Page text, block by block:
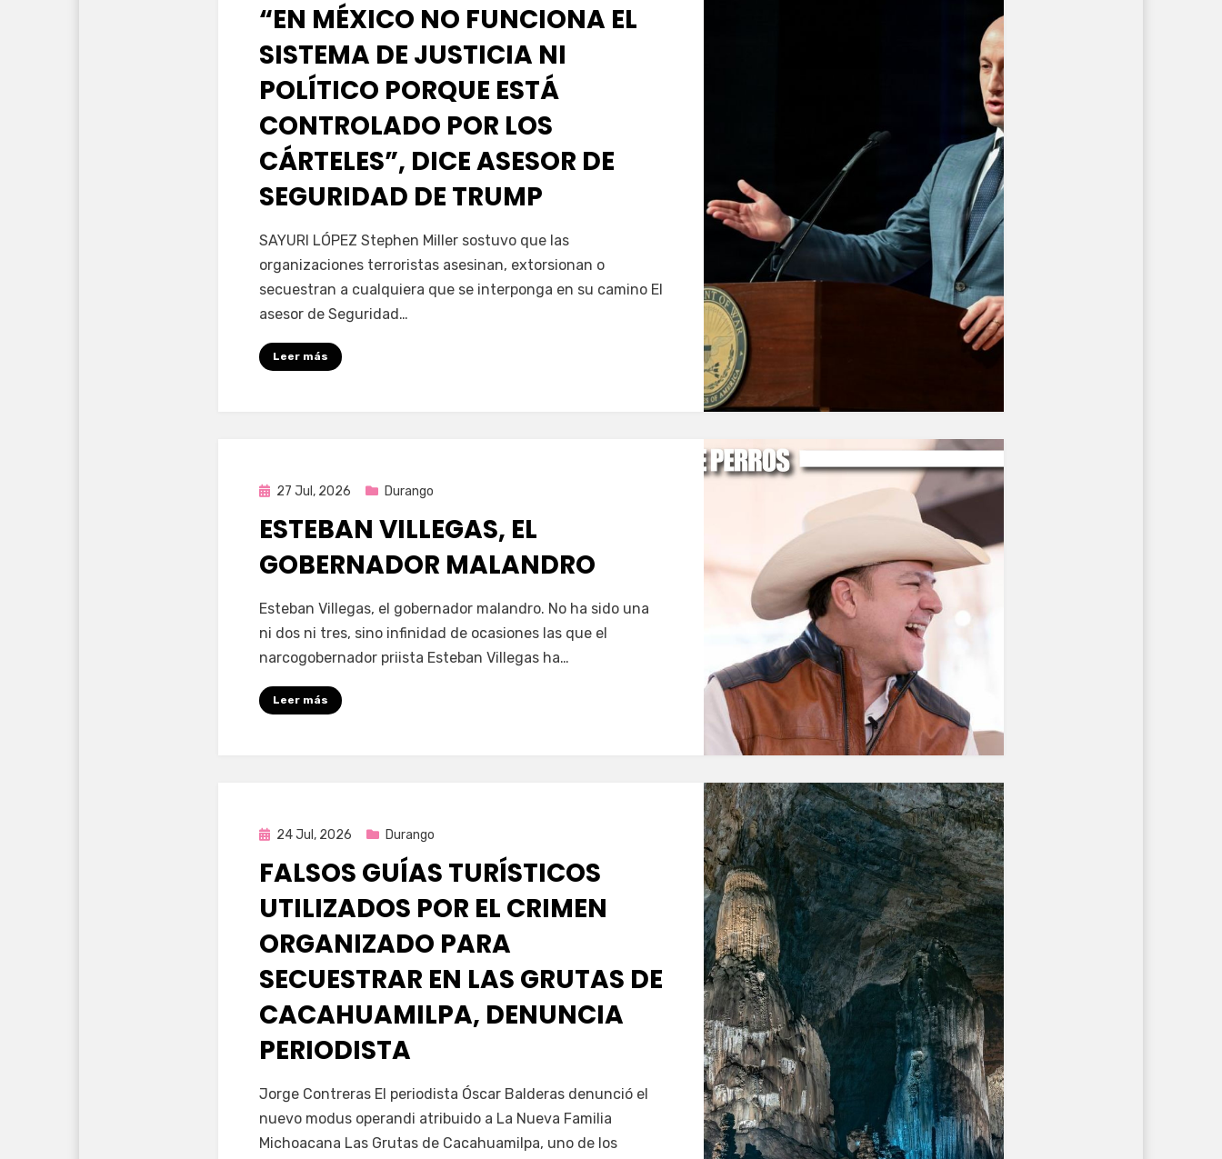
“EN MÉXICO NO FUNCIONA EL
SISTEMA DE JUSTICIA NI
POLÍTICO PORQUE ESTÁ
CONTROLADO POR LOS
CÁRTELES”, DICE ASESOR DE
SEGURIDAD DE TRUMP
porFernando Miranda Servín
SAYURI LÓPEZ Stephen Miller sostuvo que las
organizaciones terroristas asesinan, extorsionan o
secuestran a cualquiera que se interponga en su camino El
asesor de Seguridad…
Leer más
Publicada
27 Jul, 2026 Durango
ESTEBAN VILLEGAS, EL
GOBERNADOR MALANDRO
porFernando Miranda Servín
Esteban Villegas, el gobernador malandro. No ha sido una
ni dos ni tres, sino infinidad de ocasiones las que el
narcogobernador priista Esteban Villegas ha…
Leer más
Publicada
24 Jul, 2026 Durango
FALSOS GUÍAS TURÍSTICOS
UTILIZADOS POR EL CRIMEN
ORGANIZADO PARA
SECUESTRAR EN LAS GRUTAS DE
CACAHUAMILPA, DENUNCIA
PERIODISTA
por Fernando Miranda Servín
Jorge Contreras El periodista Óscar Balderas denunció el
nuevo modus operandi atribuido a La Nueva Familia
Michoacana Las Grutas de Cacahuamilpa, uno de los